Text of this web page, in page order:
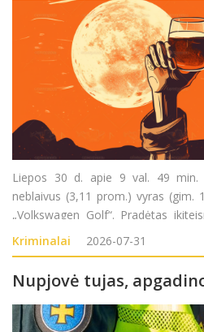
Liepos 30 d. apie 9 val. 49 min.
neblaivus (3,11 prom.) vyras (gim.
„Volkswagen Golf“. Pradėtas
281 str.(Kelių transporto
priemonių eksploatavimo taisyklių
Kriminalai 2026-07-31
Nupjovė tujas,